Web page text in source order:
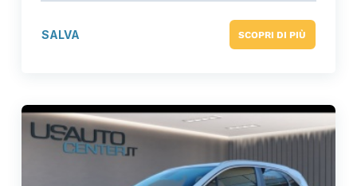
SALVA SCOPRI DI PIÙ